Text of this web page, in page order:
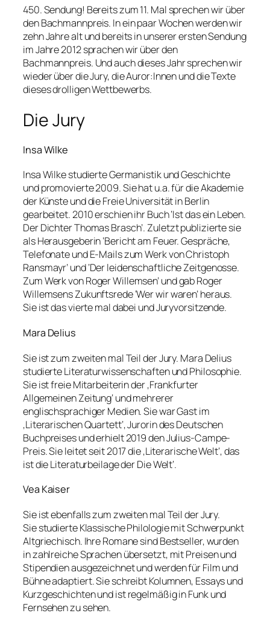
450. Sendung! Bereits zum 11. Mal sprechen wir über
den Bachmannpreis. In ein paar Wochen werden wir
zehn Jahre alt und bereits in unserer ersten Sendung
im Jahre 2012 sprachen wir über den
Bachmannpreis. Und auch dieses Jahr sprechen wir
wieder über die Jury, die Auror:Innen und die Texte
dieses drolligen Wettbewerbs.
Die Jury
Insa Wilke
Insa Wilke studierte Germanistik und Geschichte
und promovierte 2009. Sie hat u.a. für die Akademie
der Künste und die Freie Universität in Berlin
gearbeitet. 2010 erschien ihr Buch ‘Ist das ein Leben.
Der Dichter Thomas Brasch’. Zuletzt publizierte sie
als Herausgeberin ‘Bericht am Feuer. Gespräche,
Telefonate und E-Mails zum Werk von Christoph
Ransmayr’ und ‘Der leidenschaftliche Zeitgenosse.
Zum Werk von Roger Willemsen’ und gab Roger
Willemsens Zukunftsrede ‘Wer wir waren’ heraus.
Sie ist das vierte mal dabei und Juryvorsitzende.
Mara Delius
Sie ist zum zweiten mal Teil der Jury. Mara Delius
studierte Literaturwissenschaften und Philosophie.
Sie ist freie Mitarbeiterin der ‚Frankfurter
Allgemeinen Zeitung‘ und mehrerer
englischsprachiger Medien. Sie war Gast im
‚Literarischen Quartett‘, Jurorin des Deutschen
Buchpreises und erhielt 2019 den Julius-Campe-
Preis. Sie leitet seit 2017 die ‚Literarische Welt‘, das
ist die Literaturbeilage der Die Welt‘.
Vea Kaiser
Sie ist ebenfalls zum zweiten mal Teil der Jury.
Sie studierte Klassische Philologie mit Schwerpunkt
Altgriechisch. Ihre Romane sind Bestseller, wurden
in zahlreiche Sprachen übersetzt, mit Preisen und
Stipendien ausgezeichnet und werden für Film und
Bühne adaptiert. Sie schreibt Kolumnen, Essays und
Kurzgeschichten und ist regelmäßig in Funk und
Fernsehen zu sehen.